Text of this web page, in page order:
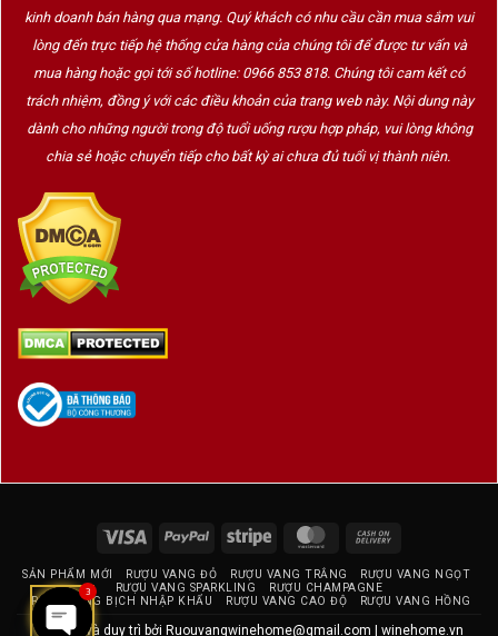
Hương Vị & Trải Nghiệm Thưởng Thức Philippe
Pacalet Corton Bressandes Grand Cru 2020
Màu sắc
: Đỏ ruby đậm, ánh tím nhẹ
Mũi rượu:
Hậu vị kéo dài,
vị ngọt nhẹ tự
nhiên, sâu sắc và thanh thoát
kinh doanh bán hàng qua mạng. Quý khách có nhu cầu cần mua sắm vui
lòng đến trực tiếp hệ thống cửa hàng của chúng tôi để được tư vấn và
mua hàng hoặc gọi tới số hotline: 0966 853 818. Chúng tôi cam kết có
trách nhiệm, đồng ý với các điều khoản của trang web này. Nội dung này
dành cho những người trong độ tuổi uống rượu hợp pháp, vui lòng không
chia sẻ hoặc chuyển tiếp cho bất kỳ ai chưa đủ tuổi vị thành niên.
Visa PayPal Stripe MasterCard
Delivery
SẢN PHẨM MỚI RƯỢU VANG ĐỎ RƯỢU VANG TRẮNG
RƯỢU VANG NGỌT
RƯỢU VANG SPARKLING
RƯỢU CHAMPAGNE
RƯỢU VANG BỊCH NHẬP KHẨU
RƯỢU VANG CAO ĐỘ RƯỢU VANG HỒNG
Thiết kế và duy trì bởi Ruouvangwinehome@gmail.com | winehome.vn
3